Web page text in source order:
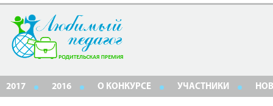
2017 2016 О КОНКУРСЕ УЧАСТНИКИ